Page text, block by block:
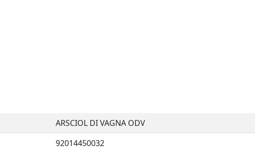
ARSCIOL DI VAGNA ODV
92014450032